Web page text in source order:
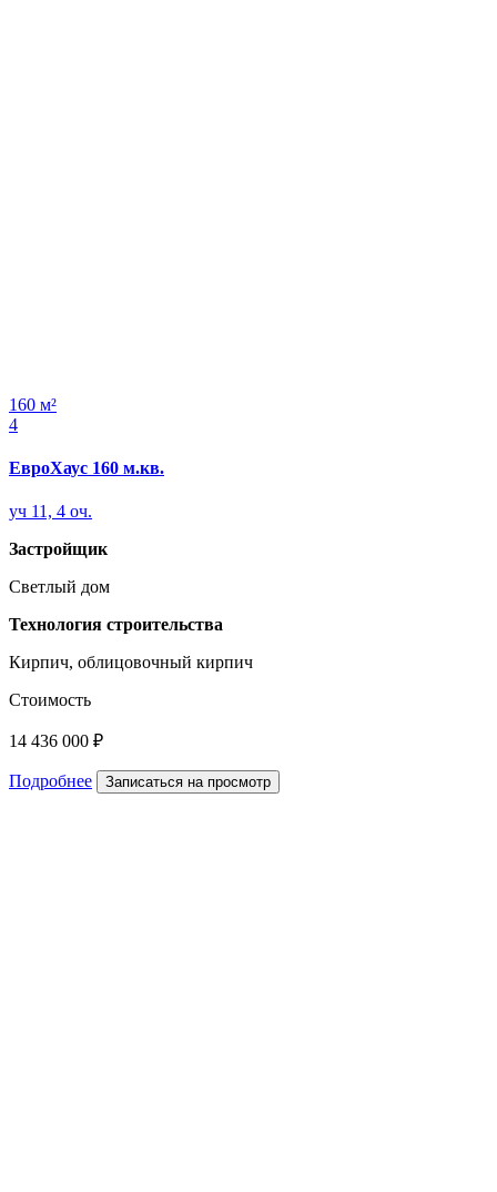
160 м²
4
ЕвроХаус 160 м.кв.
уч 11, 4 оч.
Застройщик
Светлый дом
Технология строительства
Кирпич, облицовочный кирпич
Стоимость
14 436 000 ₽
Подробнее Записаться на просмотр